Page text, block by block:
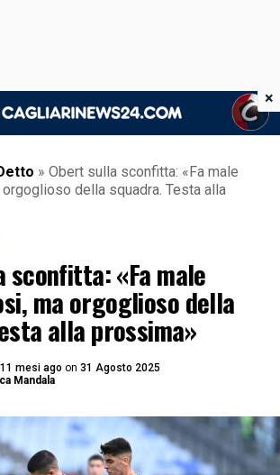
» Obert sulla sconfitta: «Fa male
della squadra. Testa alla
sconfitta: «Fa male
ma orgoglioso della
alla prossima»
11 mesi ago on 31 Agosto 2025
Mandala
×